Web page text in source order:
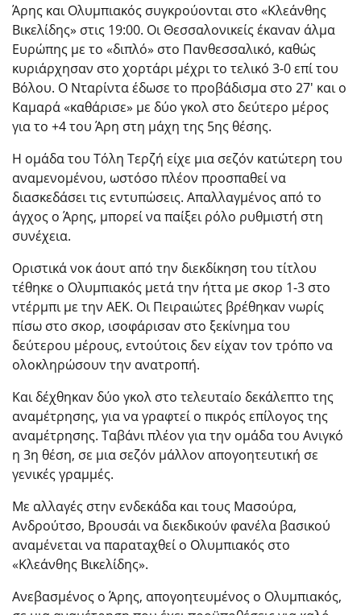
Άρης και Ολυμπιακός συγκρούονται στο «Κλεάνθης
Βικελίδης» στις 19:00. Οι Θεσσαλονικείς έκαναν άλμα
Ευρώπης με το «διπλό» στο Πανθεσσαλικό, καθώς
κυριάρχησαν στο χορτάρι μέχρι το τελικό 3-0 επί του
Βόλου. Ο Νταρίντα έδωσε το προβάδισμα στο 27′ και ο
Καμαρά «καθάρισε» με δύο γκολ στο δεύτερο μέρος
για το +4 του Άρη στη μάχη της 5ης θέσης.
Η ομάδα του Τόλη Τερζή είχε μια σεζόν κατώτερη του
αναμενομένου, ωστόσο πλέον προσπαθεί να
διασκεδάσει τις εντυπώσεις. Απαλλαγμένος από το
άγχος ο Άρης, μπορεί να παίξει ρόλο ρυθμιστή στη
συνέχεια.
Οριστικά νοκ άουτ από την διεκδίκηση του τίτλου
τέθηκε ο Ολυμπιακός μετά την ήττα με σκορ 1-3 στο
ντέρμπι με την ΑΕΚ. Οι Πειραιώτες βρέθηκαν νωρίς
πίσω στο σκορ, ισοφάρισαν στο ξεκίνημα του
δεύτερου μέρους, εντούτοις δεν είχαν τον τρόπο να
ολοκληρώσουν την ανατροπή.
Και δέχθηκαν δύο γκολ στο τελευταίο δεκάλεπτο της
αναμέτρησης, για να γραφτεί ο πικρός επίλογος της
αναμέτρησης. Ταβάνι πλέον για την ομάδα του Ανιγκό
η 3η θέση, σε μια σεζόν μάλλον απογοητευτική σε
γενικές γραμμές.
Με αλλαγές στην ενδεκάδα και τους Μασούρα,
Ανδρούτσο, Βρουσάι να διεκδικούν φανέλα βασικού
αναμένεται να παραταχθεί ο Ολυμπιακός στο
«Κλεάνθης Βικελίδης».
Ανεβασμένος ο Άρης, απογοητευμένος ο Ολυμπιακός,